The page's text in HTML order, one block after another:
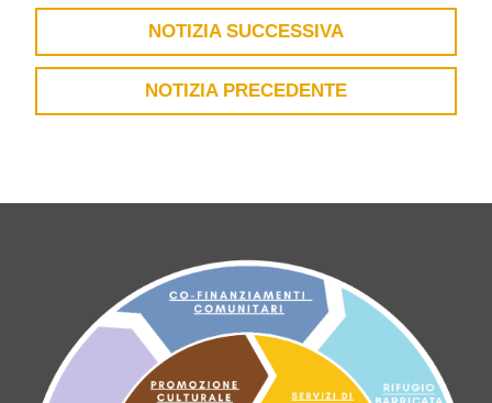
NOTIZIA SUCCESSIVA
NOTIZIA PRECEDENTE